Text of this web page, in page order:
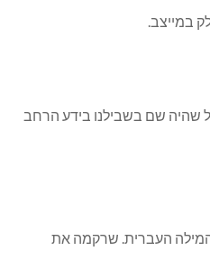
במייצב.
שהיה שם בשבילנו בידע הרחב
העברית. שרקמה את